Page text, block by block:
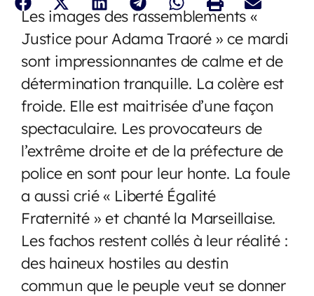
Les images des rassemblements «
Justice pour Adama Traoré » ce mardi
sont impressionnantes de calme et de
détermination tranquille. La colère est
froide. Elle est maitrisée d’une façon
spectaculaire. Les provocateurs de
l’extrême droite et de la préfecture de
police en sont pour leur honte. La foule
a aussi crié « Liberté Égalité
Fraternité » et chanté la Marseillaise.
Les fachos restent collés à leur réalité :
des haineux hostiles au destin
commun que le peuple veut se donner